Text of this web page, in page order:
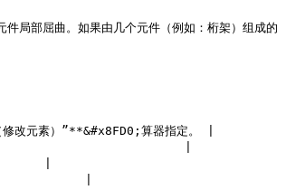
部屈曲。如果由几个元件（例如：桁架）组成的
改元素）”**&#x8FD0;算器指定。 |
|
|
|